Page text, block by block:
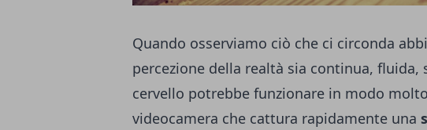
Quando osserviamo ciò che ci circonda
percezione della realtà sia continua,
cervello potrebbe funzionare in modo
videocamera che cattura rapidamente una